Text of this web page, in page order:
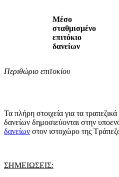
Μέσο
σταθμισμένο
επιτόκιο
δανείων
Περιθώριο επιτοκίου
Τα πλήρη στοιχεία για τα
δανείων δημοσιεύονται στην
δανείων στον ιστοχώρο της
ΣΗΜΕΙΩΣΕΙΣ: